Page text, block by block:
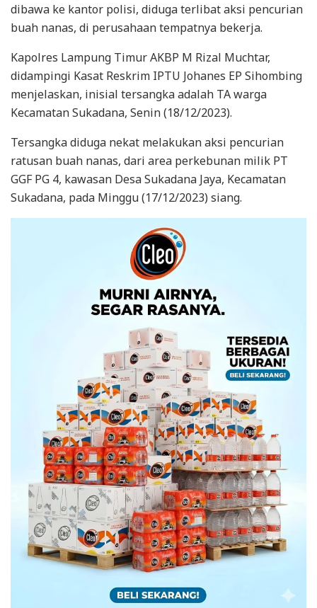
dibawa ke kantor polisi, diduga terlibat aksi pencurian
buah nanas, di perusahaan tempatnya bekerja.
Kapolres Lampung Timur AKBP M Rizal Muchtar,
didampingi Kasat Reskrim IPTU Johanes EP Sihombing
menjelaskan, inisial tersangka adalah TA warga
Kecamatan Sukadana, Senin (18/12/2023).
Tersangka diduga nekat melakukan aksi pencurian
ratusan buah nanas, dari area perkebunan milik PT
GGF PG 4, kawasan Desa Sukadana Jaya, Kecamatan
Sukadana, pada Minggu (17/12/2023) siang.